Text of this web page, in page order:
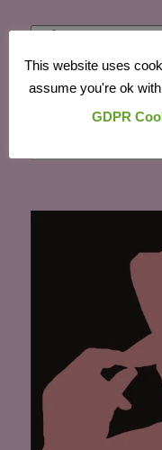
Powered by
după:
This website uses
assume you're ok
GDPR